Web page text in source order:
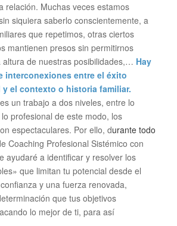
relación. Muchas veces estamos
siquiera saberlo conscientemente, a
que repetimos, otras ciertos
mantienen presos sin permitirnos
altura de nuestras posibilidades,… Hay
interconexiones entre el éxito
el contexto o historia familiar.
un trabajo a dos niveles, entre lo
profesional de este modo, los
espectaculares. Por ello, durante todo
Coaching Profesional Sistémico con
ayudaré a identificar y resolver los
que limitan tu potencial desde el
y una fuerza renovada,
que tus objetivos
lo mejor de ti, para así